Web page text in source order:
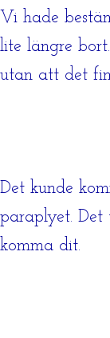
Vi hade
lite längre
utan att det
Det kunde
paraplyet.
komma dit.